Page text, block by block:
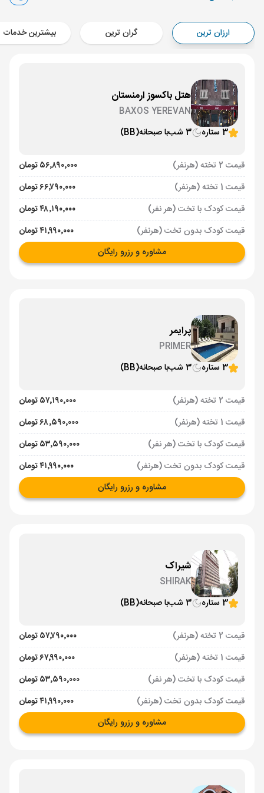
Aircraft - کاسپین (Economy)
برنامه برگشت :
مدت پرواز :02:00
تهران , فرودگاه بین‌المللی امام خمینی IKA
Aircraft - کاسپین (Economy)
ارزان ترین گران ترین بیشترین خدمات
هتل باکسوز ارمنستان
BAXOS YEREVAN
3 ستاره
3 شب با صبحانه(BB)
قیمت 2 تخته (هرنفر)
۵۶٬۸۹۰٬۰۰۰ تومان
قیمت 1 تخته (هرنفر)
۶۶٬۷۹۰٬۰۰۰ تومان
قیمت کودک با تخت (هر نفر)
۴۸٬۱۹۰٬۰۰۰ تومان
قیمت کودک بدون تخت (هرنفر)
۴۱٬۹۹۰٬۰۰۰ تومان
مشاوره و رزرو رایگان
پرایمر
PRIMER
3 ستاره
3 شب با صبحانه(BB)
قیمت 2 تخته (هرنفر)
۵۷٬۱۹۰٬۰۰۰ تومان
قیمت 1 تخته (هرنفر)
۶۸٬۵۹۰٬۰۰۰ تومان
قیمت کودک با تخت (هر نفر)
۵۳٬۵۹۰٬۰۰۰ تومان
قیمت کودک بدون تخت (هرنفر)
۴۱٬۹۹۰٬۰۰۰ تومان
مشاوره و رزرو رایگان
شیراک
SHIRAK
3 ستاره
3 شب با صبحانه(BB)
قیمت 2 تخته (هرنفر)
۵۷٬۷۹۰٬۰۰۰ تومان
قیمت 1 تخته (هرنفر)
۶۷٬۹۹۰٬۰۰۰ تومان
قیمت کودک با تخت (هر نفر)
۵۳٬۵۹۰٬۰۰۰ تومان
قیمت کودک بدون تخت (هرنفر)
۴۱٬۹۹۰٬۰۰۰ تومان
مشاوره و رزرو رایگان